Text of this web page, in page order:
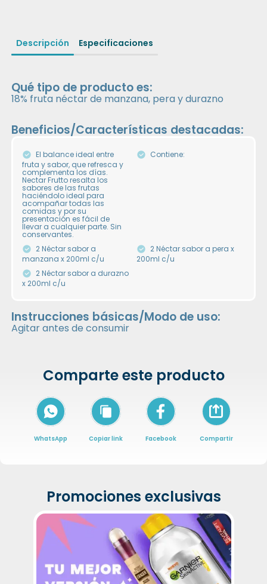
Descripción Especificaciones
Qué tipo de producto es:
18% fruta néctar de manzana, pera y durazno
Beneficios/Características destacadas:
El balance ideal entre
fruta y sabor, que refresca y
complementa los días.
Nectar Frutto resalta los
sabores de las frutas
haciéndolo ideal para
acompañar todas las
comidas y por su
presentación es fácil de
llevar a cualquier parte. Sin
conservantes.
Contiene:
2 Néctar sabor a
manzana x 200ml c/u
2 Néctar sabor a pera x
200ml c/u
2 Néctar sabor a durazno
x 200ml c/u
Instrucciones básicas/Modo de uso:
Agitar antes de consumir
Comparte este producto
WhatsApp Copiar link Facebook
Icon of arrow-
Compartir
Promociones exclusivas